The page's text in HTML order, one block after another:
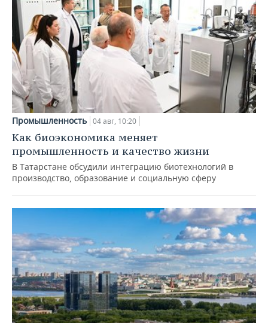
Промышленность 04 авг, 10:20
Как биоэкономика меняет
промышленность и качество жизни
В Татарстане обсудили интеграцию биотехнологий в
производство, образование и социальную сферу